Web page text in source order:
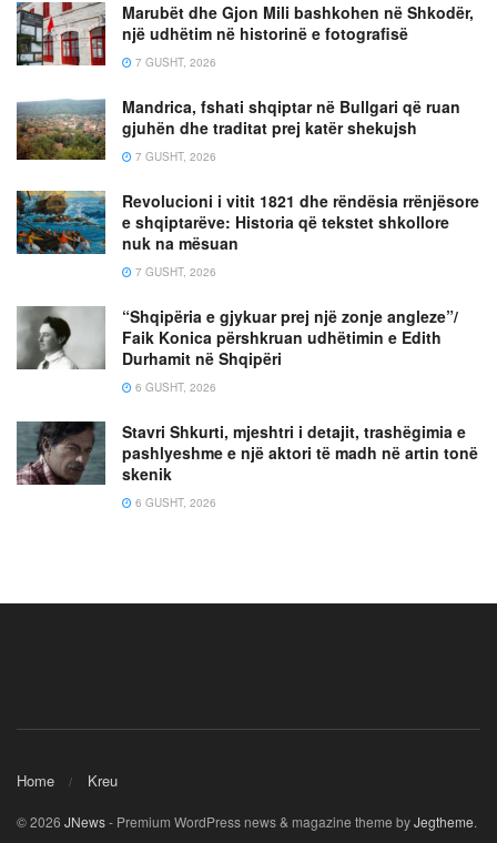
Marubët dhe Gjon Mili bashkohen në Shkodër,
një udhëtim në historinë e fotografisë
7 GUSHT, 2026
Mandrica, fshati shqiptar në Bullgari që ruan
gjuhën dhe traditat prej katër shekujsh
7 GUSHT, 2026
Revolucioni i vitit 1821 dhe rëndësia rrënjësore
e shqiptarëve: Historia që tekstet shkollore
nuk na mësuan
7 GUSHT, 2026
“Shqipëria e gjykuar prej një zonje angleze”/
Faik Konica përshkruan udhëtimin e Edith
Durhamit në Shqipëri
6 GUSHT, 2026
Stavri Shkurti, mjeshtri i detajit, trashëgimia e
pashlyeshme e një aktori të madh në artin tonë
skenik
6 GUSHT, 2026
Home Kreu
© 2026 JNews- Premium WordPress news & magazine theme byJegtheme.